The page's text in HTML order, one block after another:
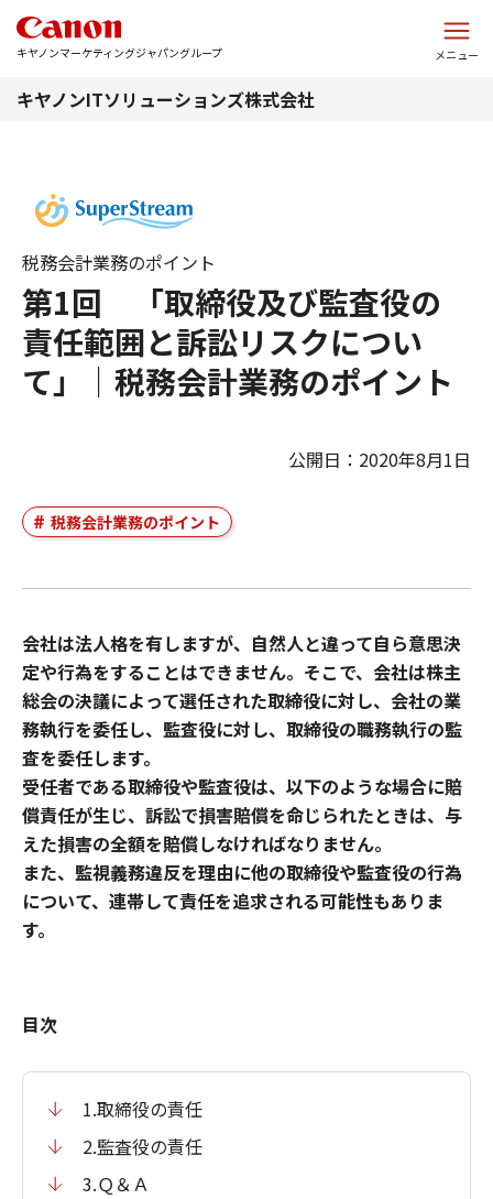
キヤノンマーケティングジャパングループ メニュー
キヤノンITソリューションズ株式会社
第1回 「取締役及び監査役の
責任範囲と訴訟リスクについ
て」｜税務会計業務のポイント
税務会計業務のポイント
公開日：2020年8月1日
税務会計業務のポイント
会社は法人格を有しますが、自然人と違って自ら意思決
定や行為をすることはできません。そこで、会社は株主
総会の決議によって選任された取締役に対し、会社の業
務執行を委任し、監査役に対し、取締役の職務執行の監
査を委任します。
受任者である取締役や監査役は、以下のような場合に賠
償責任が生じ、訴訟で損害賠償を命じられたときは、与
えた損害の全額を賠償しなければなりません。
また、監視義務違反を理由に他の取締役や監査役の行為
について、連帯して責任を追求される可能性もありま
す。
目次
1.取締役の責任
2.監査役の責任
3.Ｑ＆Ａ